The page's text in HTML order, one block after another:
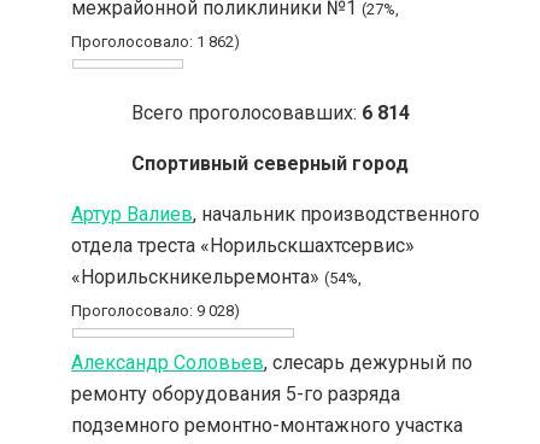
межрайонной поликлиники №1(27%,
Проголосовало: 1 862)
Всего проголосовавших: 6 814
Спортивный северный город
Артур Валиев, начальник производственного
отдела треста «Норильскшахтсервис»
«Норильскникельремонта»(54%,
Проголосовало: 9 028)
Александр Соловьев, слесарь дежурный по
ремонту оборудования 5-го разряда
подземного ремонтно-монтажного участка